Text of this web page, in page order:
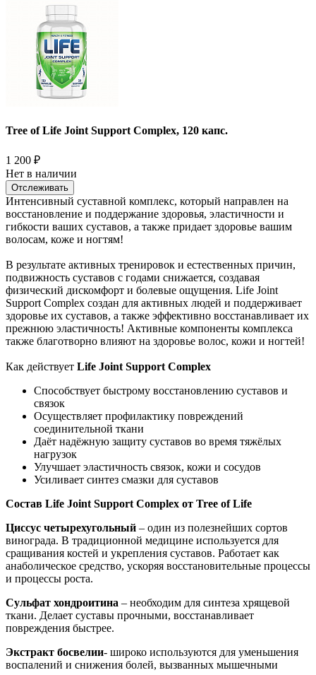
Tree of Life Joint Support Complex, 120 капс.
1 200 ₽
Нет в наличии
Отслеживать
Интенсивный суставной комплекс, который направлен на
восстановление и поддержание здоровья, эластичности и
гибкости ваших суставов, а также придает здоровье вашим
волосам, коже и ногтям!
В результате активных тренировок и естественных причин,
подвижность суставов с годами снижается, создавая
физический дискомфорт и болевые ощущения. Life Joint
Support Complex создан для активных людей и поддерживает
здоровье их суставов, а также эффективно восстанавливает их
прежнюю эластичность! Активные компоненты комплекса
также благотворно влияют на здоровье волос, кожи и ногтей!
Как действует Life Joint Support Complex
Способствует быстрому восстановлению суставов и
связок
Осуществляет профилактику повреждений
соединительной ткани
Даёт надёжную защиту суставов во время тяжёлых
нагрузок
Улучшает эластичность связок, кожи и сосудов
Усиливает синтез смазки для суставов
Состав Life Joint Support Complex от Tree of Life
Циссус четырехугольный – один из полезнейших сортов
винограда. В традиционной медицине используется для
сращивания костей и укрепления суставов. Работает как
анаболическое средство, ускоряя восстановительные процессы
и процессы роста.
Сульфат хондроитина – необходим для синтеза хрящевой
ткани. Делает суставы прочными, восстанавливает
повреждения быстрее.
Экстракт босвелии- широко используются для уменьшения
воспалений и снижения болей, вызванных мышечными